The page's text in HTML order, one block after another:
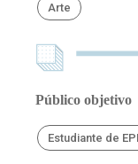
Arte
Público objetivo
Estudiante de